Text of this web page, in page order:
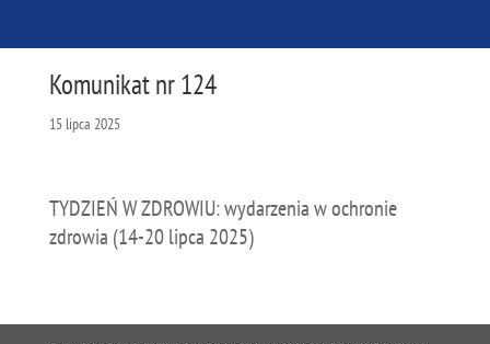
Komunikat nr 124
15 lipca 2025
TYDZIEŃ W ZDROWIU: wydarzenia w ochronie
zdrowia (14-20 lipca 2025)